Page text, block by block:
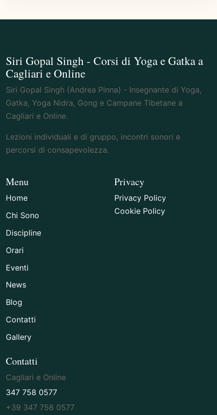
Siri Gopal Singh - Corsi di Yoga e Gatka a
Cagliari e Online
Siri Gopal Singh (Andrea Pinna) - Insegnante di Yoga,
Gatka, Yoga Nidra, Gong e Campane Tibetane a
Cagliari e Online.
Lezioni individuali e di gruppo, incontri sonori e
percorsi di consapevolezza.
Menu
Home
Chi Sono
Discipline
Orari
Eventi
News
Blog
Contatti
Gallery
Privacy
Privacy Policy
Cookie Policy
Contatti
Cagliari e Online
347 758 0577
+39 347 758 0577